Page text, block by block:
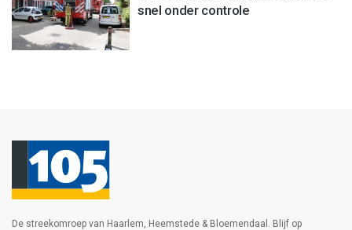
snel onder controle
De streekomroep van Haarlem, Heemstede & Bloemendaal. Blijf op